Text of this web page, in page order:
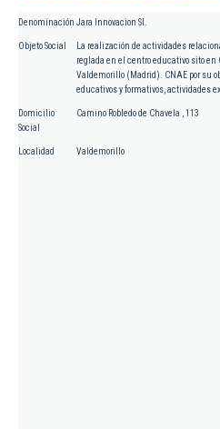
Denominación Jara Innovacion Sl.
Objeto Social
La realización de actividades
reglada en el centro educativo sito en
Valdemorillo (Madrid). CNAE por su
educativos y formativos, actividades
Domicilio
Social
Camino Robledo de Chavela , 113
Localidad Valdemorillo